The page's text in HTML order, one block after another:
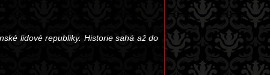
lidové republiky. Historie sahá až do